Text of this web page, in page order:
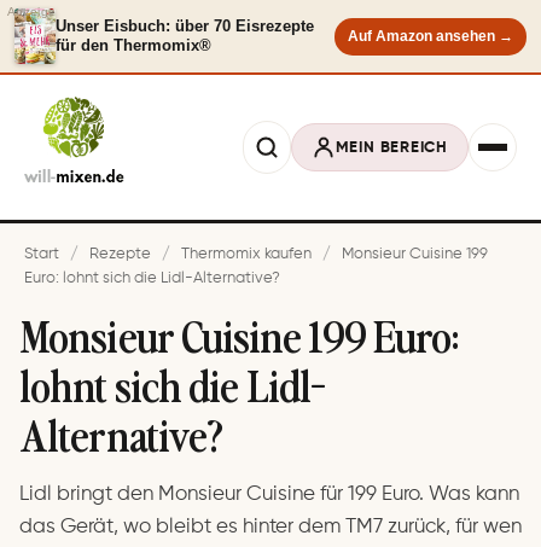
Anzeige
Unser Eisbuch: über 70 Eisrezepte
für den Thermomix®
Auf Amazon ansehen →
MEIN BEREICH
Start / Rezepte / Thermomix kaufen /
Monsieur Cuisine 199
Euro: lohnt sich die Lidl-Alternative?
Monsieur Cuisine 199 Euro:
lohnt sich die Lidl-
Alternative?
Lidl bringt den Monsieur Cuisine für 199 Euro. Was kann
das Gerät, wo bleibt es hinter dem TM7 zurück, für wen